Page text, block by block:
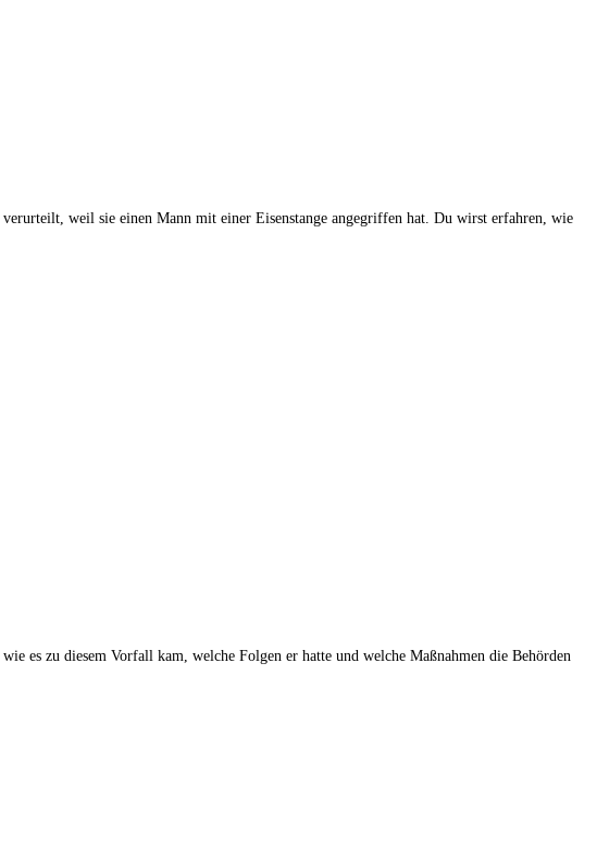
weil sie einen Mann mit einer Eisenstange angegriffen hat. Du wirst erfahren, wie
es zu diesem Vorfall kam, welche Folgen er hatte und welche Maßnahmen die Behörden